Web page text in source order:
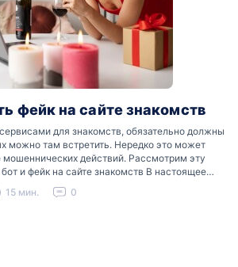
фейк на сайте знакомств
для знакомств, обязательно должны
можно там встретить. Нередко это может
действий. Рассмотрим эту
и фейк на сайте знакомств В настоящее
свою…
15 мин. 0